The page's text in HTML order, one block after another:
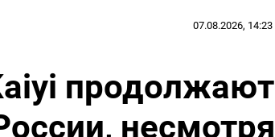
07.08.2026, 14:23
продолжают
несмотря